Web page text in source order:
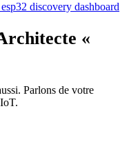
esp32 discovery dashboard
«
Parlons de votre